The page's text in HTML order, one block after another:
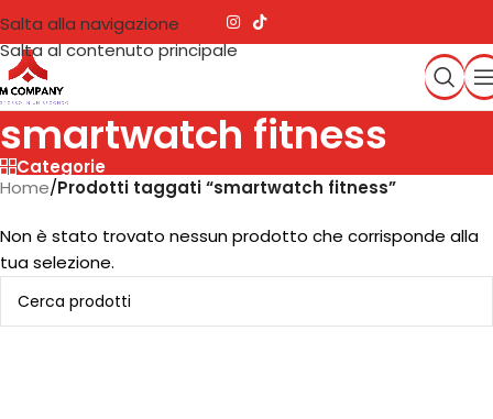
Salta alla navigazione
Salta al contenuto principale
smartwatch fitness
Categorie
Home/Prodotti taggati “smartwatch fitness”
Non è stato trovato nessun prodotto che corrisponde alla
tua selezione.